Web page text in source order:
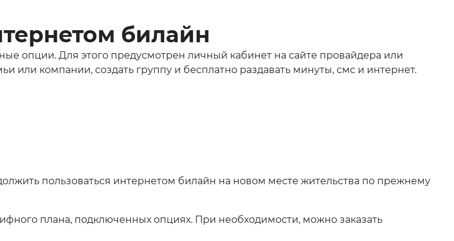
билайн
опции. Для этого предусмотрен личный кабинет на сайте провайдера или
компании, создать группу и бесплатно раздавать минуты, смс и интернет.
пользоваться интернетом билайн на новом месте жительства по прежнему
плана, подключенных опциях. При необходимости, можно заказать